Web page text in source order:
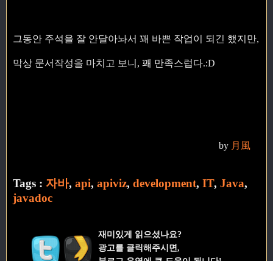
그동안 주석을 잘 안달아놔서 꽤 바쁜 작업이 되긴 했지만,
막상 문서작성을 마치고 보니, 꽤 만족스럽다.:D
by 月風
Tags : 자바, api, apiviz, development, IT, Java,
javadoc
재미있게 읽으셨나요?
광고를 클릭해주시면,